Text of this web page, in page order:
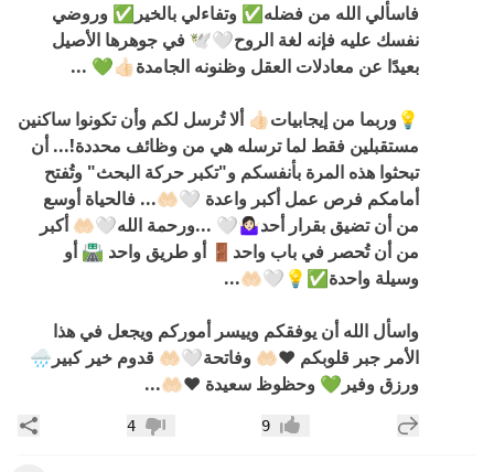
فاسألي الله من فضله✅️ وتفاءلي بالخير✅️ وروضي
نفسك عليه فإنه لغة الروح🤍🕊 في جوهرها الأصيل
بعيدًا عن معادلات العقل وظنونه الجامدة👍🏻💚 ...
💡وربما من إيجابيات👍🏻 ألا تُرسل لكم وأن تكونوا ساكنين
مستقبلين فقط لما ترسله هي من وظائف محددة!... أن
تبحثوا هذه المرة بأنفسكم و"تكبر حركة البحث" وتُفتح
أمامكم فرص عمل أكبر واعدة 🤍🤲🏻... فالحياة أوسع
من أن تضيق بقرار أحد🤷🏻‍♀️🤍 ...ورحمة الله🤍🤲🏻 أكبر
من أن تُحصر في باب واحد🚪 أو طريق واحد 🛣 أو
وسيلة واحدة✅️💡🤍🤲🏻...
واسأل الله أن يوفقكم وييسر أموركم ويجعل في هذا
الأمر جبر قلوبكم ❤️🤲🏻 وفاتحة🤍🤲🏻 قدوم خير كبير🌧
ورزق وفير💚 وحظوظ سعيدة ❤️🤲🏻...
إضافة رد جديد إعجاب9 عدم إعجاب
4